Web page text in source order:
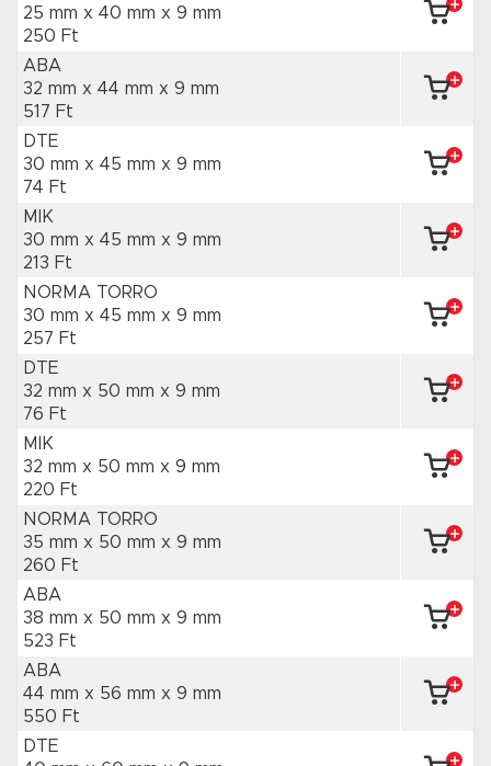
25 mm x 40 mm x 9 mm
250 Ft
ABA
32 mm x 44 mm x 9 mm
517 Ft
DTE
30 mm x 45 mm x 9 mm
74 Ft
MIK
30 mm x 45 mm x 9 mm
213 Ft
NORMA TORRO
30 mm x 45 mm x 9 mm
257 Ft
DTE
32 mm x 50 mm x 9 mm
76 Ft
MIK
32 mm x 50 mm x 9 mm
220 Ft
NORMA TORRO
35 mm x 50 mm x 9 mm
260 Ft
ABA
38 mm x 50 mm x 9 mm
523 Ft
ABA
44 mm x 56 mm x 9 mm
550 Ft
DTE